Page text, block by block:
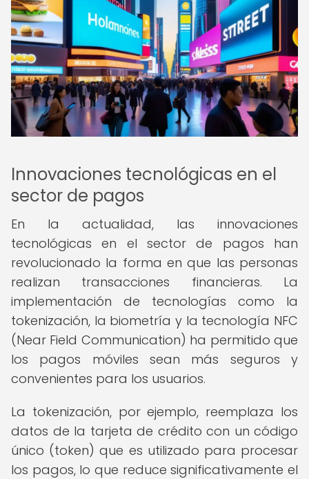
Innovaciones tecnológicas en el
sector de pagos
En la actualidad, las innovaciones
tecnológicas en el sector de pagos han
revolucionado la forma en que las personas
realizan transacciones financieras. La
implementación de tecnologías como la
tokenización, la biometría y la tecnología NFC
(Near Field Communication) ha permitido que
los pagos móviles sean más seguros y
convenientes para los usuarios.
La tokenización, por ejemplo, reemplaza los
datos de la tarjeta de crédito con un código
único (token) que es utilizado para procesar
los pagos, lo que reduce significativamente el